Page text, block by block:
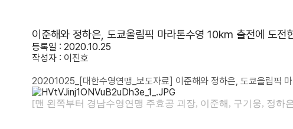
이준해와 정하은, 도쿄올림픽 마라톤수영 10km 출전에 도전
등록일 : 2020.10.25
작성자 : 이진호
20201025_[대한수영연맹_보도자료] 이준해와 정하은, 도쿄올림픽
[맨 왼쪽부터 경남수영연맹 주효공 괴장, 이준해, 구기웅, 정하